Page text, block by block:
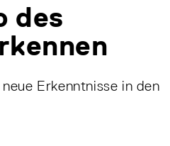
des
Erkenntnisse in den